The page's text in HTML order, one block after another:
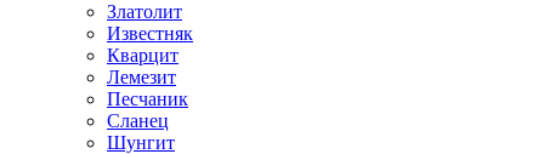
Златолит
Известняк
Кварцит
Лемезит
Песчаник
Сланец
Шунгит